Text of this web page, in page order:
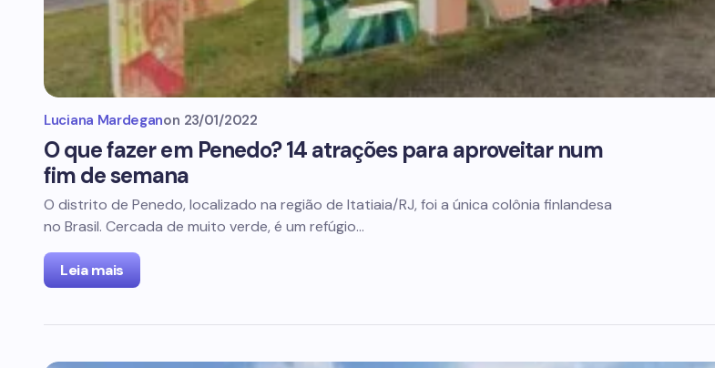
Luciana Mardeganon 23/01/2022
O que fazer em Penedo? 14 atrações para aproveitar num
fim de semana
O distrito de Penedo, localizado na região de Itatiaia/RJ, foi a única colônia finlandesa
no Brasil. Cercada de muito verde, é um refúgio…
Leia mais